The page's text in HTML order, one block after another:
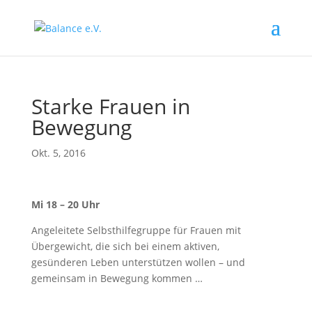
Starke Frauen in
Bewegung
Okt. 5, 2016
Mi 18 – 20 Uhr
Angeleitete Selbsthilfegruppe für Frauen mit
Übergewicht, die sich bei einem aktiven,
gesünderen Leben unterstützen wollen – und
gemeinsam in Bewegung kommen …